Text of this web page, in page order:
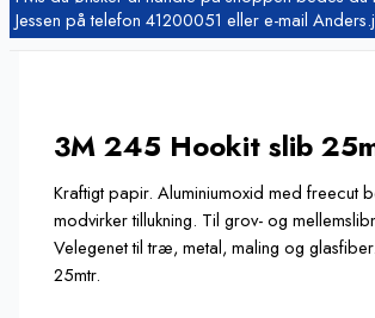
3M 245 Hookit slib
Kraftigt papir. Aluminiumoxid med freecut
modvirker tillukning. Til grov- og
Velegenet til træ, metal, maling og
25mtr.